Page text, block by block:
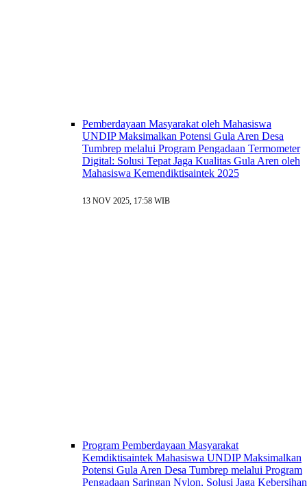
Pemberdayaan Masyarakat oleh Mahasiswa
UNDIP Maksimalkan Potensi Gula Aren Desa
Tumbrep melalui Program Pengadaan Termometer
Digital: Solusi Tepat Jaga Kualitas Gula Aren oleh
Mahasiswa Kemendiktisaintek 2025
13 NOV 2025, 17:58 WIB
Program Pemberdayaan Masyarakat
Kemdiktisaintek Mahasiswa UNDIP Maksimalkan
Potensi Gula Aren Desa Tumbrep melalui Program
Pengadaan Saringan Nylon, Solusi Jaga Kebersihan